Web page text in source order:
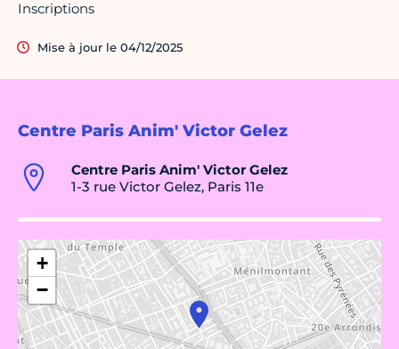
Centre Paris Anim' Victor Gelez
Centre Paris Anim' Victor Gelez
1-3 rue Victor Gelez, Paris 11e
+
−
Inscriptions
Mise à jour le 04/12/2025